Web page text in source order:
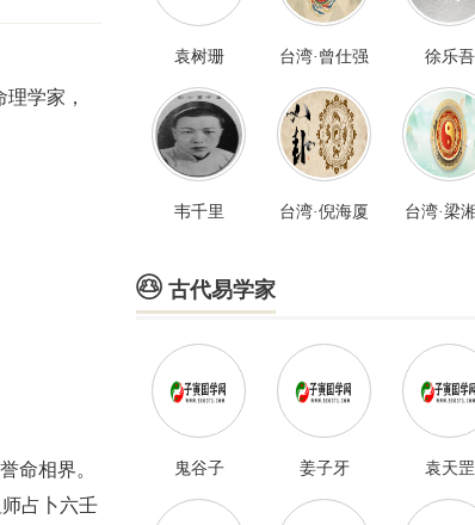
学家，
命相界。
占卜六壬
袁树珊 台湾·曾仕强 徐乐吾
韦千里 台湾·倪海厦 台湾·梁
 古代易学家
鬼谷子 姜子牙 袁天罡